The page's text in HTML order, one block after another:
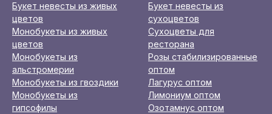
Букет невесты из живых
цветов
Монобукеты из живых
цветов
Монобукеты из
альстромерии
Монобукеты из гвоздики
Монобукеты из
гипсофилы
Букет невесты из
сухоцветов
Сухоцветы для
ресторана
Розы стабилизированные
оптом
Лагурус оптом
Лимониум оптом
Озотамнус оптом